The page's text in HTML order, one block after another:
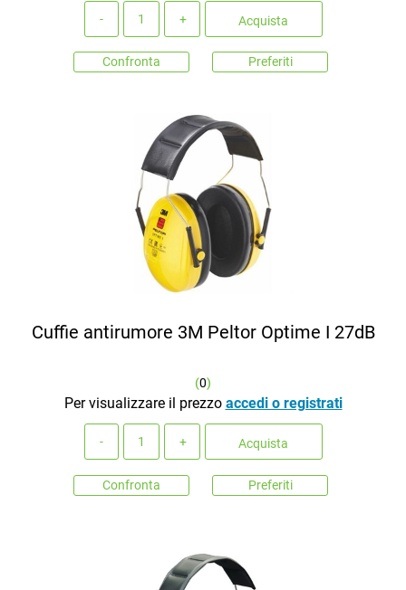
Acquista
Confronta Preferiti
Cuffie antirumore 3M Peltor Optime I 27dB
(0)
Per visualizzare il prezzo accedi o registrati
Acquista
Confronta Preferiti